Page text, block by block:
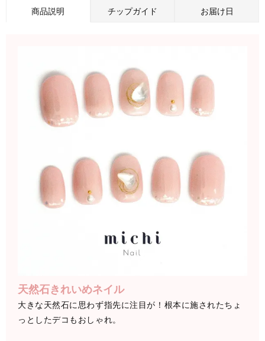
商品説明 チップガイド お届け日
天然石きれいめネイル
大きな天然石に思わず指先に注目が！根本に施されたちょ
っとしたデコもおしゃれ。